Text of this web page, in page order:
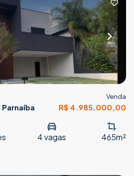
Parnaíba
Venda
R$ 4.985.000,00
4vagas 465m²